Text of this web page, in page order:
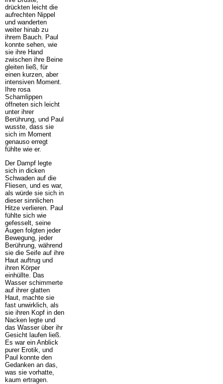
drückten leicht die
aufrechten Nippel
und wanderten
weiter hinab zu
ihrem Bauch. Paul
konnte sehen, wie
sie ihre Hand
zwischen ihre Beine
gleiten ließ, für
einen kurzen, aber
intensiven Moment.
Ihre rosa
Schamlippen
öffneten sich leicht
unter ihrer
Berührung, und Paul
wusste, dass sie
sich im Moment
genauso erregt
fühlte wie er.
Der Dampf legte
sich in dicken
Schwaden auf die
Fliesen, und es war,
als würde sie sich in
dieser sinnlichen
Hitze verlieren. Paul
fühlte sich wie
gefesselt, seine
Augen folgten jeder
Bewegung, jeder
Berührung, während
sie die Seife auf ihre
Haut auftrug und
ihren Körper
einhüllte. Das
Wasser schimmerte
auf ihrer glatten
Haut, machte sie
fast unwirklich, als
sie ihren Kopf in den
Nacken legte und
das Wasser über ihr
Gesicht laufen ließ.
Es war ein Anblick
purer Erotik, und
Paul konnte den
Gedanken an das,
was sie vorhatte,
kaum ertragen.